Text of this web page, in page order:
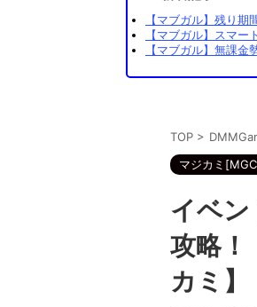
【マブガル】残り
【マブガル】スマ
【マブガル】無課金
TOP >
マジカミ
イベン
攻略
カミ】